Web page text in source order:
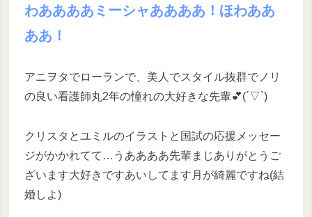
わああああミーシャああああ！ほわああ
ああ！
アニヲタでローランで、美人でスタイル抜群でノリ
の良い看護師丸2年の憧れの大好きな先輩💕(´▽`)
クリスタとユミルのイラストと国試の応援メッセー
ジがかかれてて…うああああ先輩まじありがとうご
ざいます大好きですあいしてます月が綺麗ですね(結
婚しよ)